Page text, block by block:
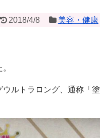
2018/4/8 美容・健康
ルトラロング、通称「塗